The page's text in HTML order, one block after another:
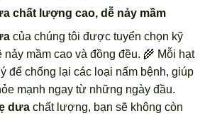
chất lượng cao, dễ nảy mầm
của chúng tôi được tuyển chọn kỹ
nảy mầm cao và đồng đều. 🌾 Mỗi hạt
để chống lại các loại nấm bệnh, giúp
mạnh ngay từ những ngày đầu.
dưa chất lượng, bạn sẽ không còn